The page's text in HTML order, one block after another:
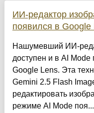
ИИ-редактор
появился в Google
Нашумевший ИИ-
доступен и в AI Mode
Google Lens. Эта
Gemini 2.5 Flash
редактировать
режиме AI Mode поя...